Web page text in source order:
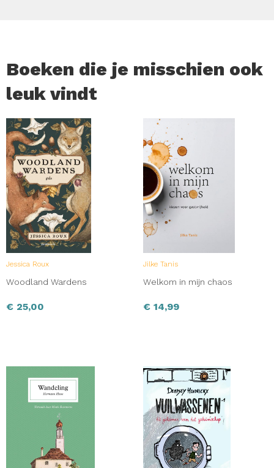
Boeken die je misschien ook
leuk vindt
Jessica Roux
Woodland Wardens
€ 25,00
Jilke Tanis
Welkom in mijn chaos
€ 14,99